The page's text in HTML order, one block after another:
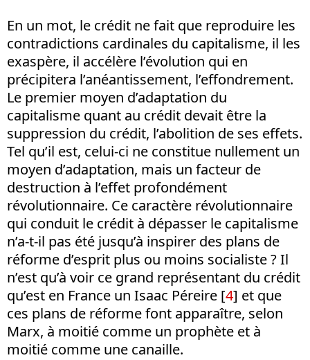
En un mot, le crédit ne fait que reproduire les
contradictions cardinales du capitalisme, il les
exaspère, il accélère l’évolution qui en
précipitera l’anéantissement, l’effondrement.
Le premier moyen d’adaptation du
capitalisme quant au crédit devait être la
suppression du crédit, l’abolition de ses effets.
Tel qu’il est, celui-ci ne constitue nullement un
moyen d’adaptation, mais un facteur de
destruction à l’effet profondément
révolutionnaire. Ce caractère révolutionnaire
qui conduit le crédit à dépasser le capitalisme
n’a-t-il pas été jusqu’à inspirer des plans de
réforme d’esprit plus ou moins socialiste ? Il
n’est qu’à voir ce grand représentant du crédit
qu’est en France un Isaac Péreire [4] et que
ces plans de réforme font apparaître, selon
Marx, à moitié comme un prophète et à
moitié comme une canaille.